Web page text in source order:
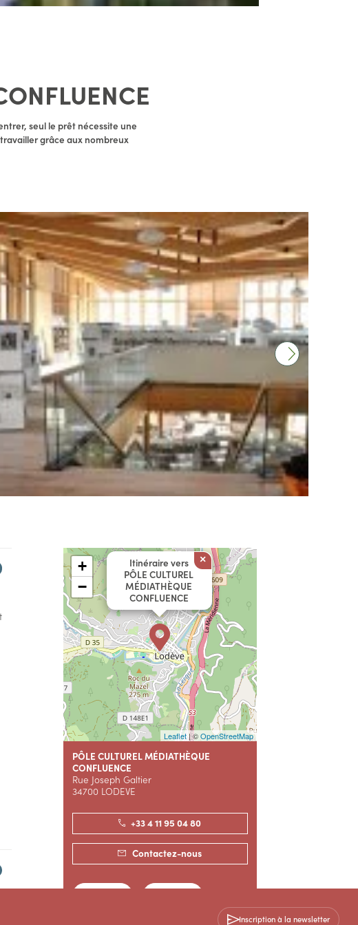
seul le prêt nécessite une
grâce aux nombreux
Itinéraire vers
PÔLE CULTUREL
MÉDIATHÈQUE
CONFLUENCE
×
+
−
Leaflet| ©OpenStreetMap
PÔLE CULTUREL MÉDIATHÈQUE
CONFLUENCE
Rue Joseph Galtier
34700 LODEVE
+33 4 11 95 04 80
Contactez-nous
Inscription à la newsletter